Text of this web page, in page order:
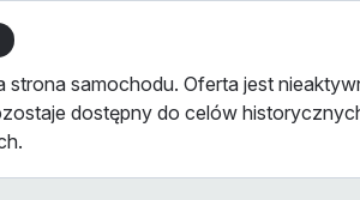
strona samochodu. Oferta jest
dostępny do celów